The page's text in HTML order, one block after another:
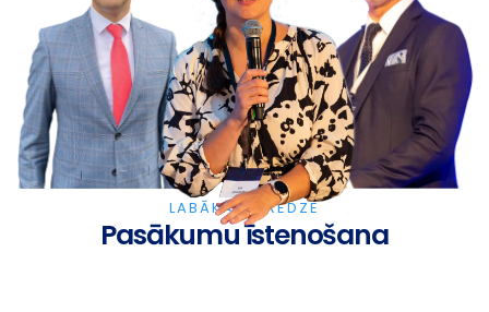
LABĀKĀ PIEREDZE
Pasākumu īstenošana